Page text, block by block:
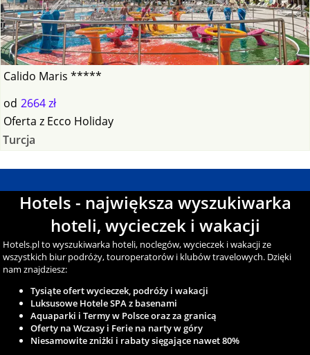
Calido Maris *****
od 2664 zł
Oferta z Ecco Holiday
Turcja
Hotels - największa wyszukiwarka
hoteli, wycieczek i wakacji
Hotels.pl to wyszukiwarka hoteli, noclegów, wycieczek i wakacji ze
wszystkich biur podróży, touroperatorów i klubów travelowych. Dzięki
nam znajdziesz:
Tysiąte ofert wycieczek, podróży i wakacji
Luksusowe Hotele SPA z basenami
Aquaparki i Termy w Polsce oraz za granicą
Oferty na Wczasy i Ferie na narty w góry
Niesamowite zniżki i rabaty sięgające nawet 80%